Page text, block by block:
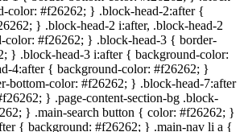
color: #f26262; } .block-head-2:after {
; } .block-head-2 i:after, .block-head-2
color: #f26262; } .block-head-3 { border-
; } .block-head-3 i:after { background-color:
4:after { background-color: #f26262; }
bottom-color: #f26262; } .block-head-7:after
f26262; } .page-content-section-bg .block-
; } .main-search button { color: #f26262; }
{ background: #f26262; } .main-nav li a {